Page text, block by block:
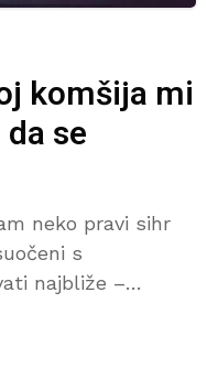
komšija mi
se
neko pravi sihr
s
najbliže –
džinni žele. U